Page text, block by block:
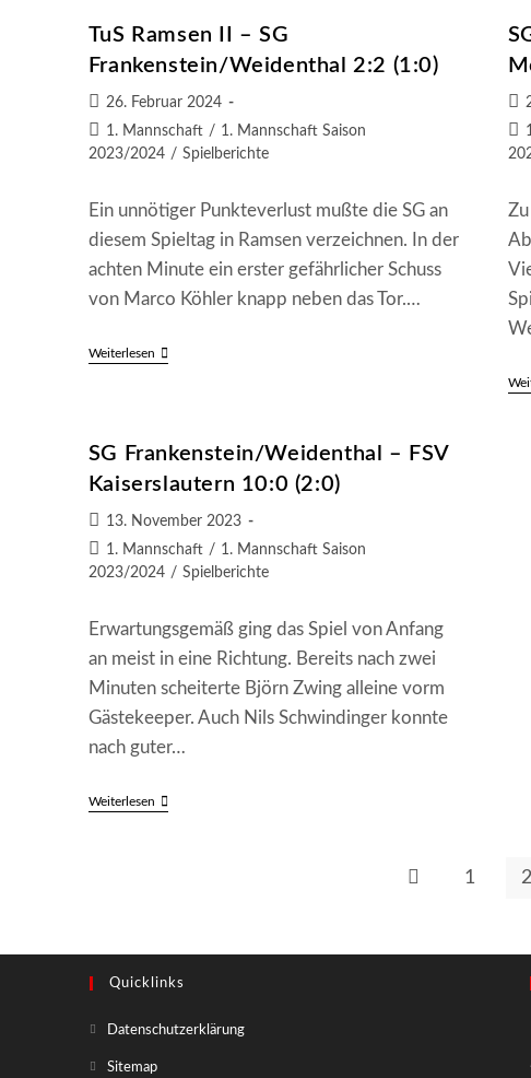
TuS Ramsen II – SG
Frankenstein/Weidenthal 2:2 (1:0)
Beitrag
veröffentlicht:
26. Februar 2024
Beitrags-
Kategorie:
1. Mannschaft / 1. Mannschaft Saison
2023/2024 / Spielberichte
Ein unnötiger Punkteverlust mußte die SG an
diesem Spieltag in Ramsen verzeichnen. In der
achten Minute ein erster gefährlicher Schuss
von Marco Köhler knapp neben das Tor.…
WeiterlesenTuS
2:2
(1:0)
SG Frankenstein/Weidenthal – FSV
Kaiserslautern 10:0 (2:0)
Beitrag
veröffentlicht:
13. November 2023
Beitrags-
Kategorie:
1. Mannschaft / 1. Mannschaft Saison
2023/2024 / Spielberichte
Erwartungsgemäß ging das Spiel von Anfang
an meist in eine Richtung. Bereits nach zwei
Minuten scheiterte Björn Zwing alleine vorm
Gästekeeper. Auch Nils Schwindinger konnte
nach guter…
WeiterlesenSG
Zur vorherigen
1 2
Quicklinks
DatenschutzerklärungOpens
SitemapOpens